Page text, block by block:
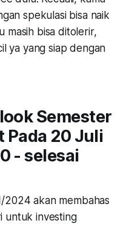
spekulasi bisa naik
masih bisa ditolerir,
ya yang siap dengan
Semester
20 Juli
- selesai
akan membahas
untuk investing